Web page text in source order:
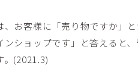
お客様に「売り物ですか」
ショップです」と答えると
。(2021.3)